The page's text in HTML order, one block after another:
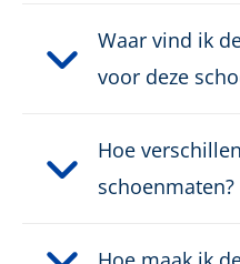
Waar vind ik
voor deze
Hoe
schoenmaten?